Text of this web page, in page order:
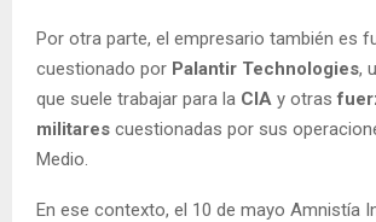
Por otra parte, el empresario también es
cuestionado por Palantir Technologies,
que suele trabajar para la CIA y otras
militares cuestionadas por sus
Medio.
En ese contexto, el 10 de mayo Amnistía